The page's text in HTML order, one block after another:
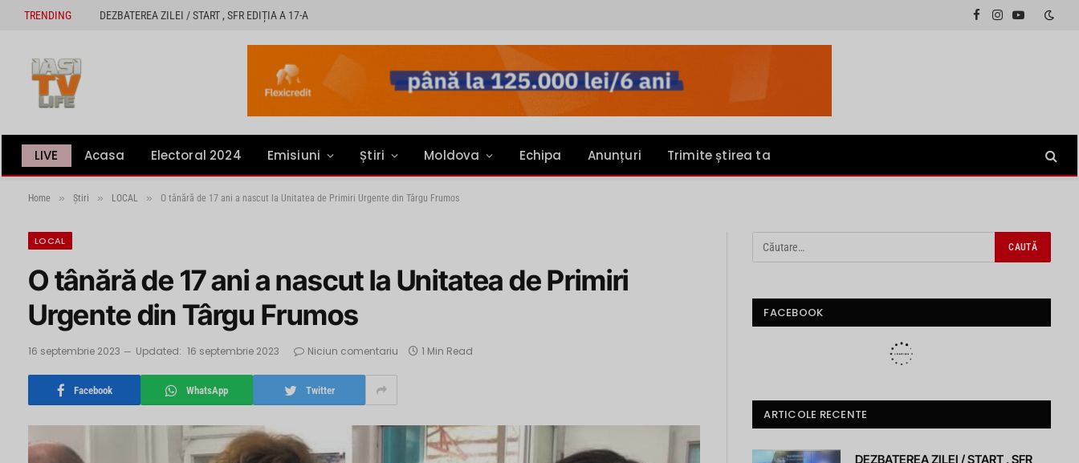
TRENDING DEZBATEREA ZILEI / START , SFR EDIȚIA A 17-A
Facebook
InstagramYouTube
LIVE Acasa Electoral 2024 Emisiuni Știri Moldova Echipa Anunțuri Trimite știrea ta
Home » Știri » LOCAL » O tânără de 17 ani a nascut la Unitatea de Primiri Urgente din Târgu Frumos
LOCAL
O tânără de 17 ani a nascut la Unitatea de Primiri
Urgente din Târgu Frumos
16 septembrie 2023 Updated: 16 septembrie 2023 Niciun comentariu 1 Min Read
Facebook WhatsApp Twitter
FACEBOOK
ARTICOLE RECENTE
DEZBATEREA ZILEI / START , SFR